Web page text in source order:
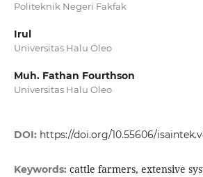
Politeknik Negeri Fakfak
Irul
Universitas Halu Oleo
Muh. Fathan Fourthson
Universitas Halu Oleo
DOI: https://doi.org/10.55606/
Keywords: cattle farmers, extensive